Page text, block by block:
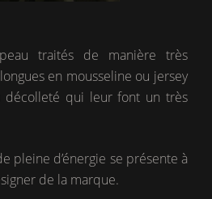
traités de manière très
en mousseline ou jersey
décolleté qui leur font un très
pleine d’énergie se présente à
de la marque.